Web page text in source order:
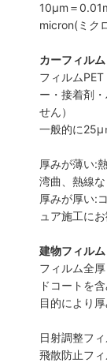
10μm＝
micron(ミク
カーフィルム
フィルム
ー・接着剤
せん）
一般的に
厚みが薄い:
湾曲、熱線
厚みが厚い:
ュア施工に
建物フィルム
フィルム全
ドコートを
目的により厚
日射調整フ
飛散防止フ